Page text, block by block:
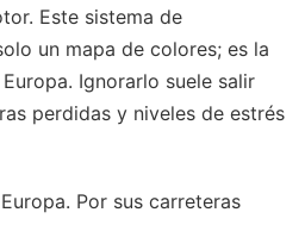
Este sistema de
un mapa de colores; es la
Ignorarlo suele salir
perdidas y niveles de estrés
Por sus carreteras